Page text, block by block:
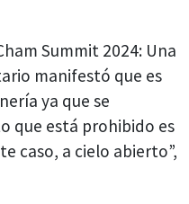
Summit 2024: Una
manifestó que es
ya que se
que está prohibido es
caso, a cielo abierto”,